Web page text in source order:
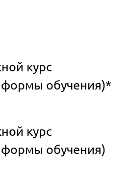
курс
обучения)*
курс
обучения)